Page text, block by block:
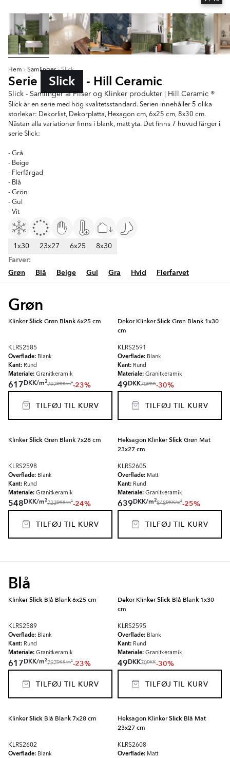
Hem Samlinger Slick
Serie Slick - Hill Ceramic
Slick - Samlinger af Fliser og Klinker produkter | Hill Ceramic ®
Slick är en serie med hög kvalitetsstandard. Serien innehåller 5 olika
storlekar: Dekorlist, Dekorplatta, Hexagon cm, 6x25 cm, 8x30 cm.
Nästan alla variationer finns i blank, matt yta. Det finns 7 huvud färger i
serie Slick:
- Grå
- Beige
- Flerfärgad
- Blå
- Grön
- Gul
- Vit
1x30 23x27 6x25 8x30
Farver:
Grøn
Blå Beige Gul Gra Hvid Flerfarvet
Grøn
KlinkerSlickGrøn Blank 6x25 cm
KLRS2585
Overflade: Blank
Kant: Rund
Materiale: Granitkeramik
617DKK/m2
797DKK/m2-23%
TILFØJ TIL KURV
Dekor KlinkerSlickGrøn Blank 1x30
cm
KLRS2591
Overflade: Blank
Kant: Rund
Materiale: Granitkeramik
49DKK70DKK-30%
TILFØJ TIL KURV
KlinkerSlickGrøn Blank 7x28 cm
KLRS2598
Overflade: Blank
Kant: Rund
Materiale: Granitkeramik
548DKK/m2
723DKK/m2-24%
TILFØJ TIL KURV
Heksagon KlinkerSlickGrøn Mat
23x27 cm
KLRS2605
Overflade: Matt
Kant: Rund
Materiale: Granitkeramik
639DKK/m2
848DKK/m2-25%
TILFØJ TIL KURV
Blå
KlinkerSlick Blå Blank 6x25 cm
KLRS2589
Overflade: Blank
Kant: Rund
Materiale: Granitkeramik
617DKK/m2
797DKK/m2-23%
TILFØJ TIL KURV
Dekor KlinkerSlick Blå Blank 1x30
cm
KLRS2595
Overflade: Blank
Kant: Rund
Materiale: Granitkeramik
49DKK70DKK-30%
TILFØJ TIL KURV
KlinkerSlick Blå Blank 7x28 cm
KLRS2602
Overflade: Blank
Heksagon KlinkerSlick Blå Mat
23x27 cm
KLRS2608
Overflade: Matt